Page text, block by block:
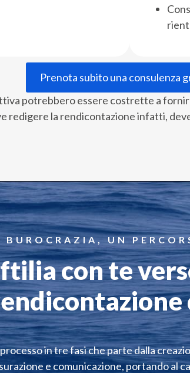
Prenota subito una consulenza
potrebbero essere costrette a
redigere la rendicontazione infatti,
UN
con te
in tre fasi che parte dalla
e comunicazione, portando al